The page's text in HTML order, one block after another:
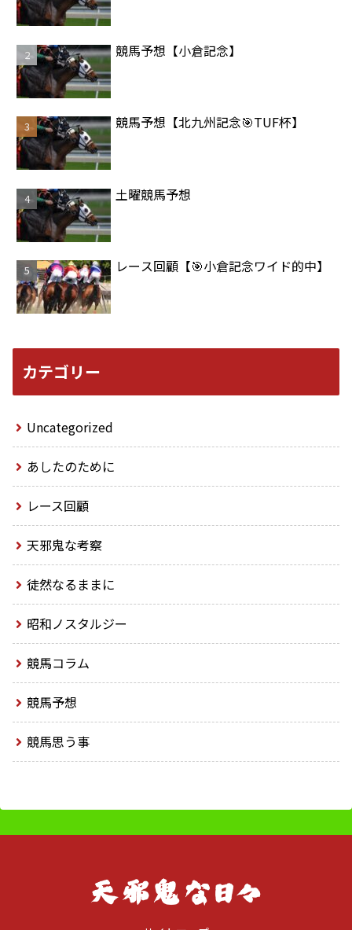
競馬予想【小倉記念】
競馬予想【北九州記念🎯TUF杯】
土曜競馬予想
レース回顧【🎯小倉記念ワイド的中】
カテゴリー
Uncategorized
あしたのために
レース回顧
天邪鬼な考察
徒然なるままに
昭和ノスタルジー
競馬コラム
競馬予想
競馬思う事